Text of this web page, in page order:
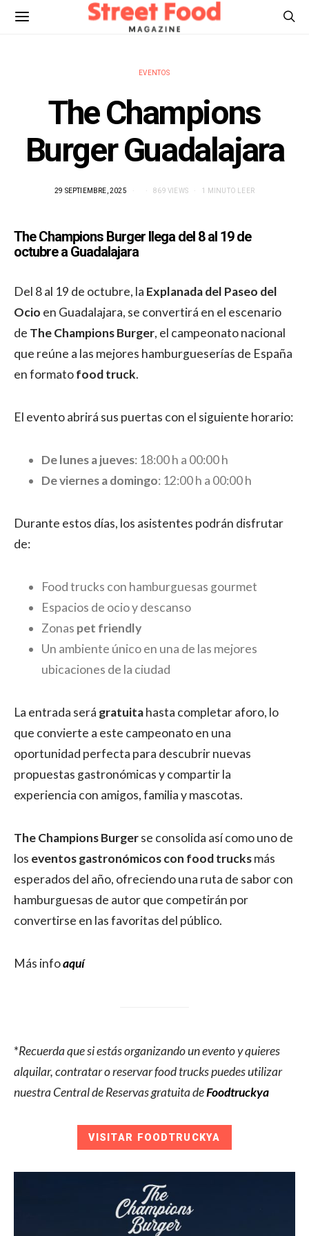
EVENTOS
The Champions
Burger Guadalajara
29 SEPTIEMBRE, 2025 869 VIEWS 1 MINUTO LEER
The Champions Burger llega del 8 al 19 de
octubre a Guadalajara
Del 8 al 19 de octubre, la Explanada del Paseo del
Ocio en Guadalajara, se convertirá en el escenario
de The Champions Burger, el campeonato nacional
que reúne a las mejores hamburgueserías de España
en formatofood truck.
El evento abrirá sus puertas con el siguiente horario:
De lunes a jueves: 18:00 h a 00:00 h
De viernes a domingo: 12:00 h a 00:00 h
Durante estos días, los asistentes podrán disfrutar
de:
Food trucks con hamburguesas gourmet
Espacios de ocio y descanso
Zonas pet friendly
Un ambiente único en una de las mejores
ubicaciones de la ciudad
La entrada será gratuitahasta completar aforo, lo
que convierte a este campeonato en una
oportunidad perfecta para descubrir nuevas
propuestas gastronómicas y compartir la
experiencia con amigos, familia y mascotas.
The Champions Burgerse consolida así como uno de
los eventos gastronómicos con food trucksmás
esperados del año, ofreciendo una ruta de sabor con
hamburguesas de autor que competirán por
convertirse en las favoritas del público.
Más infoaquí
*Recuerda que si estás organizando un evento y quieres
alquilar, contratar o reservar food trucks puedes utilizar
nuestra Central de Reservas gratuita deFoodtruckya
VISITAR FOODTRUCKYA